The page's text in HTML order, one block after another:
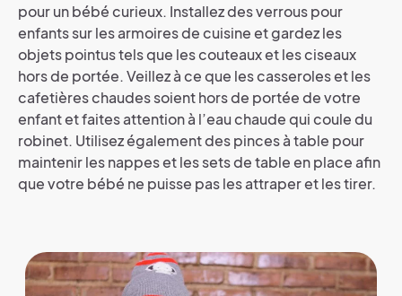
pour un bébé curieux. Installez des verrous pour
enfants sur les armoires de cuisine et gardez les
objets pointus tels que les couteaux et les ciseaux
hors de portée. Veillez à ce que les casseroles et les
cafetières chaudes soient hors de portée de votre
enfant et faites attention à l’eau chaude qui coule du
robinet. Utilisez également des pinces à table pour
maintenir les nappes et les sets de table en place afin
que votre bébé ne puisse pas les attraper et les tirer.